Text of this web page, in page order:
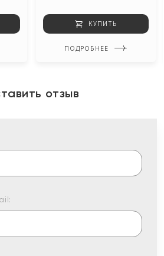
КУПИТЬ
ПОДРОБНЕЕ
отзыв